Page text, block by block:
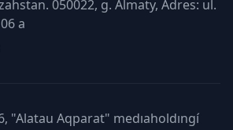
050022, g. Almaty, Adres: ul.
a
"Alatau Aqparat" medıaholdıngí